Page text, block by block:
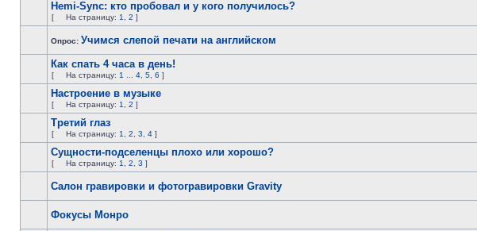
Hemi-Sync: кто пробовал и у кого получилось?
[ На страницу: 1 2 ]
Опрос: Учимся слепой печати на английском
Как спать 4 часа в день!
[ На страницу: 1 4 5 6 ]
Настроение в музыке
[ На страницу: 1 2 ]
Третий глаз
[ На страницу: 1 2 3 4 ]
Сущности-подселенцы плохо или хорошо?
[ На страницу: 1 2 3 ]
Салон гравировки и фотогравировки Gravity
Фокусы Монро